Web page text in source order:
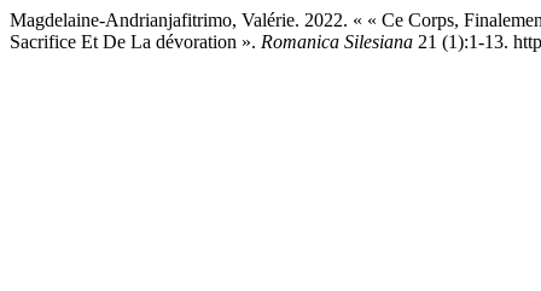
Magdelaine-Andrianjafitrimo, Valérie. 2022. « « Ce Corps,
Sacrifice Et De La dévoration ». Romanica Silesiana 21 (1):1-13.